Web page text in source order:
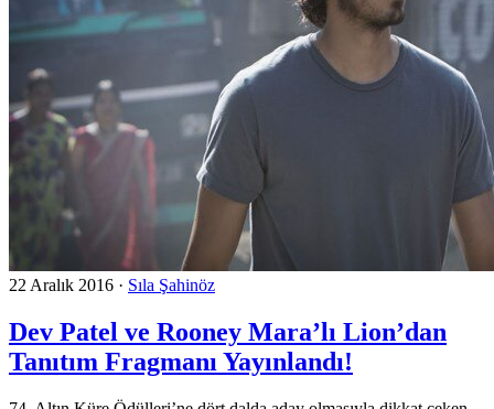
22 Aralık 2016 · Sıla Şahinöz
Dev Patel ve Rooney Mara’lı Lion’dan
Tanıtım Fragmanı Yayınlandı!